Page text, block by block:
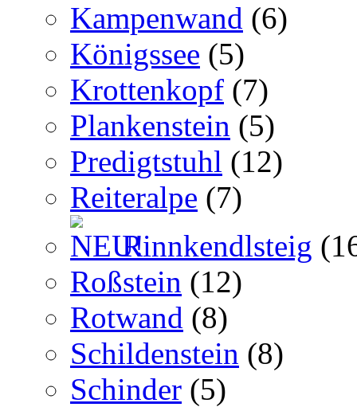
Kampenwand (6)
Königssee (5)
Krottenkopf (7)
Plankenstein (5)
Predigtstuhl (12)
Reiteralpe (7)
Rinnkendlsteig
Roßstein (12)
Rotwand (8)
Schildenstein (8)
Schinder (5)